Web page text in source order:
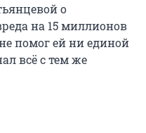
о
на 15 миллионов
помог ей ни единой
всё с тем же